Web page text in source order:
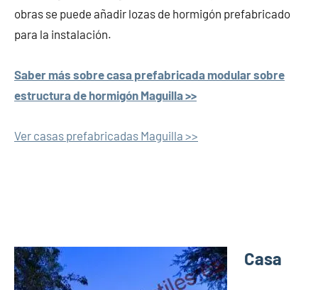
obras se puede añadir lozas de hormigón prefabricado
para la instalación.
Saber más sobre casa prefabricada modular sobre
estructura de hormigón Maguilla >>
Ver casas prefabricadas Maguilla >>
Casa